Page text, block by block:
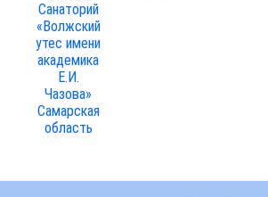
Санаторий
«Волжский
утес имени
академика
Е.И.
Чазова»
Самарская
область